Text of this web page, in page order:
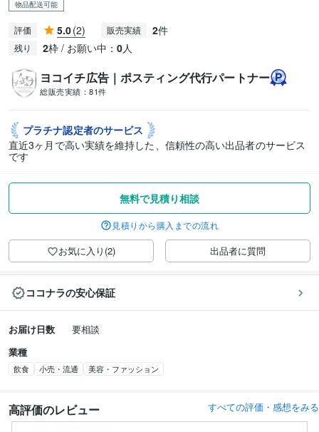
物品配送可能
評価 5.0(2) 販売実績 2件
残り 2枠 / お願い中： 0人
ヨコイチ広告｜ポスティング代行パートナー
総販売実績： 81件
プラチナ認定者のサービス
直近3ヶ月で高い実績を維持した、信頼性の高い出品者のサービス
です
無料で見積り相談
見積りから購入までの流れ
お気に入り(2) 出品者に質問
ココナラの安心保証
お届け日数
要相談
業種
飲食 小売・流通 美容・ファッション
高評価のレビュー すべての評価・感想をみる